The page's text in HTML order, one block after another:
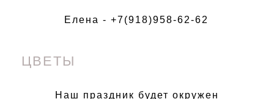
Наш праздник будет окружен
ЦВЕТЫ
Елена - +7(918)958-62-62